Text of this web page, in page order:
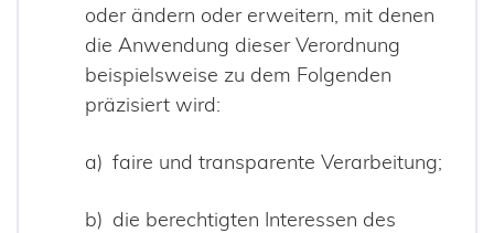
oder ändern oder erweitern, mit denen
die Anwendung dieser Verordnung
beispielsweise zu dem Folgenden
präzisiert wird:
faire und transparente Verarbeitung;
die berechtigten Interessen des